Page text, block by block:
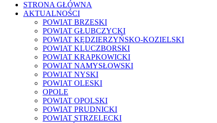
STRONA GŁÓWNA
AKTUALNOŚCI
POWIAT BRZESKI
POWIAT GŁUBCZYCKI
POWIAT KĘDZIERZYŃSKO-KOZIELSKI
POWIAT KLUCZBORSKI
POWIAT KRAPKOWICKI
POWIAT NAMYSŁOWSKI
POWIAT NYSKI
POWIAT OLESKI
OPOLE
POWIAT OPOLSKI
POWIAT PRUDNICKI
POWIAT STRZELECKI